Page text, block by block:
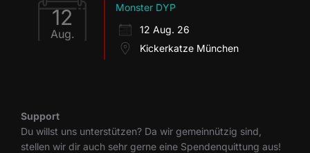
12
Aug.
Monster DYP
12 Aug. 26
Kickerkatze München
Support
Du willst uns unterstützen? Da wir gemeinnützig sind,
stellen wir dir auch sehr gerne eine Spendenquittung aus!